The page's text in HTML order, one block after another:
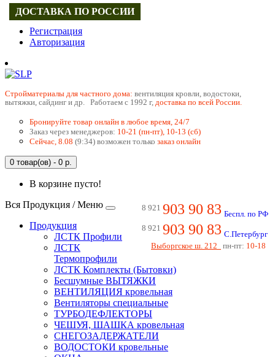
Регистрация
Авторизация
Cтройматериалы для частного дома: вентиляция кровли, водостоки,
вытяжки, сайдинг и др. Работаем с 1992 г, доставка по всей России.
Бронируйте товар онлайн в любое время, 24/7
Заказ через менеджеров: 10-21 (пн-пт), 10-13 (сб)
Сейчас, 8.08 (9:34) возможен только заказ онлайн
0 товар(ов) - 0 р.
В корзине пусто!
8 921 903 90 83 Беспл. по РФ
8 921 903 90 83 С.Петербург
Выборгское ш. 212
пн-пт: 10-18
Вся Продукция / Меню
Продукция
ЛСТК Профили
ЛСТК
Термопрофили
ЛСТК Комплекты (Бытовки)
Бесшумные ВЫТЯЖКИ
ВЕНТИЛЯЦИЯ кровельная
Вентиляторы специальные
ТУРБОДЕФЛЕКТОРЫ
ЧЕШУЯ, ШАШКА кровельная
СНЕГОЗАДЕРЖАТЕЛИ
ВОДОСТОКИ кровельные
ДОСТАВКА ПО РОССИИ